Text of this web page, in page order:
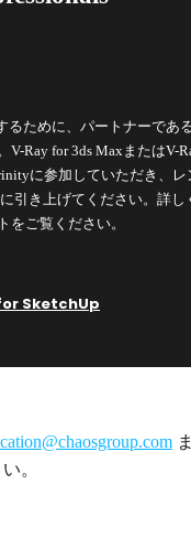
るために、パートナーであ
Ray for 3ds MaxまたはV-
に参加していただき、レ
引き上げてください。詳し
をご覧ください。
SketchUp
。